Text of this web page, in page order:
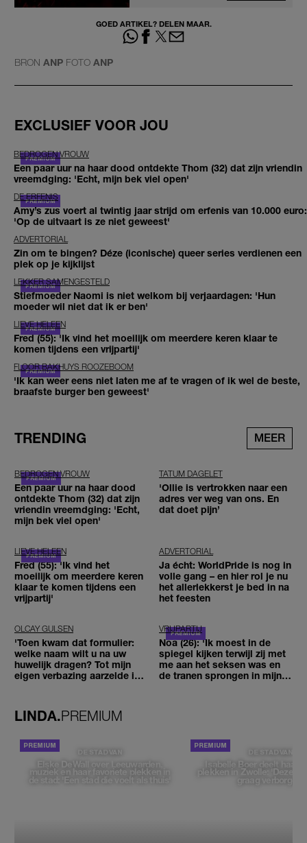
GOED ARTIKEL? DELEN MAAR.
BRON ANP FOTO ANP
EXCLUSIEF VOOR JOU
BEDROGEN VROUW
Een paar uur na haar dood ontdekte Thom (32) dat zijn vriendin
vreemdging: 'Echt, mijn bek viel open'
DE ERFENIS
Amy’s zus voert al twintig jaar strijd om erfenis van 10.000 euro:
'Op de uitvaart is ze niet geweest'
ADVERTORIAL
Zin om te bingen? Déze (iconische) queer series verdienen een
plek op je kijklijst
LEKKER SAMENGESTELD
Stiefmoeder Naomi is niet welkom bij verjaardagen: 'Hun
moeder wil niet dat ik er ben'
LIEVE HELEEN
Fred (55): 'Ik vind het moeilijk om meerdere keren klaar te
komen tijdens een vrijpartij'
FLOOR BAKHUYS ROOZEBOOM
'Ik kan weer eens niet laten me af te vragen of ik wel de beste,
braafste burger ben geweest'
TRENDING MEER
BEDROGEN VROUW
Een paar uur na haar dood
ontdekte Thom (32) dat zijn
vriendin vreemdging: 'Echt,
mijn bek viel open'
TATUM DAGELET
'Ollie is vertrokken naar een
adres ver weg van ons. En
dat doet pijn’
LIEVE HELEEN
Fred (55): 'Ik vind het
moeilijk om meerdere keren
klaar te komen tijdens een
vrijpartij'
ADVERTORIAL
Ja écht: WorldPride is nog in
volle gang – en hier rol je nu
het allerlekkerst je bed in na
het feesten
OLCAY GULSEN
'Toen kwam dat formulier:
welke naam wilt u na uw
huwelijk dragen? Tot mijn
eigen verbazing aarzelde ik
VRIJPARTIJ
Noa (26): 'Ik moest in de
spiegel kijken terwijl zij met
me aan het seksen was en
de tranen sprongen in mijn
LINDA.PREMIUM
DE STAD VAN
Elske DeWall over Leeuwarden,
muziek en haar favoriete plekken in
de stad: 'Een stad die voelt als thuis'
DE STAD VAN
Isabelle Boer deelt haar
plekken in Zwolle: 'Deze
graag verborgen'